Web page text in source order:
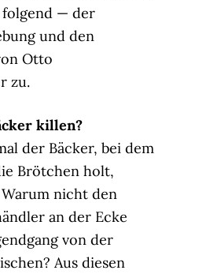
folgend — der
und den
Otto
zu.
killen?
der Bäcker, bei dem
Brötchen holt,
nicht den
an der Ecke
von der
Aus diesen